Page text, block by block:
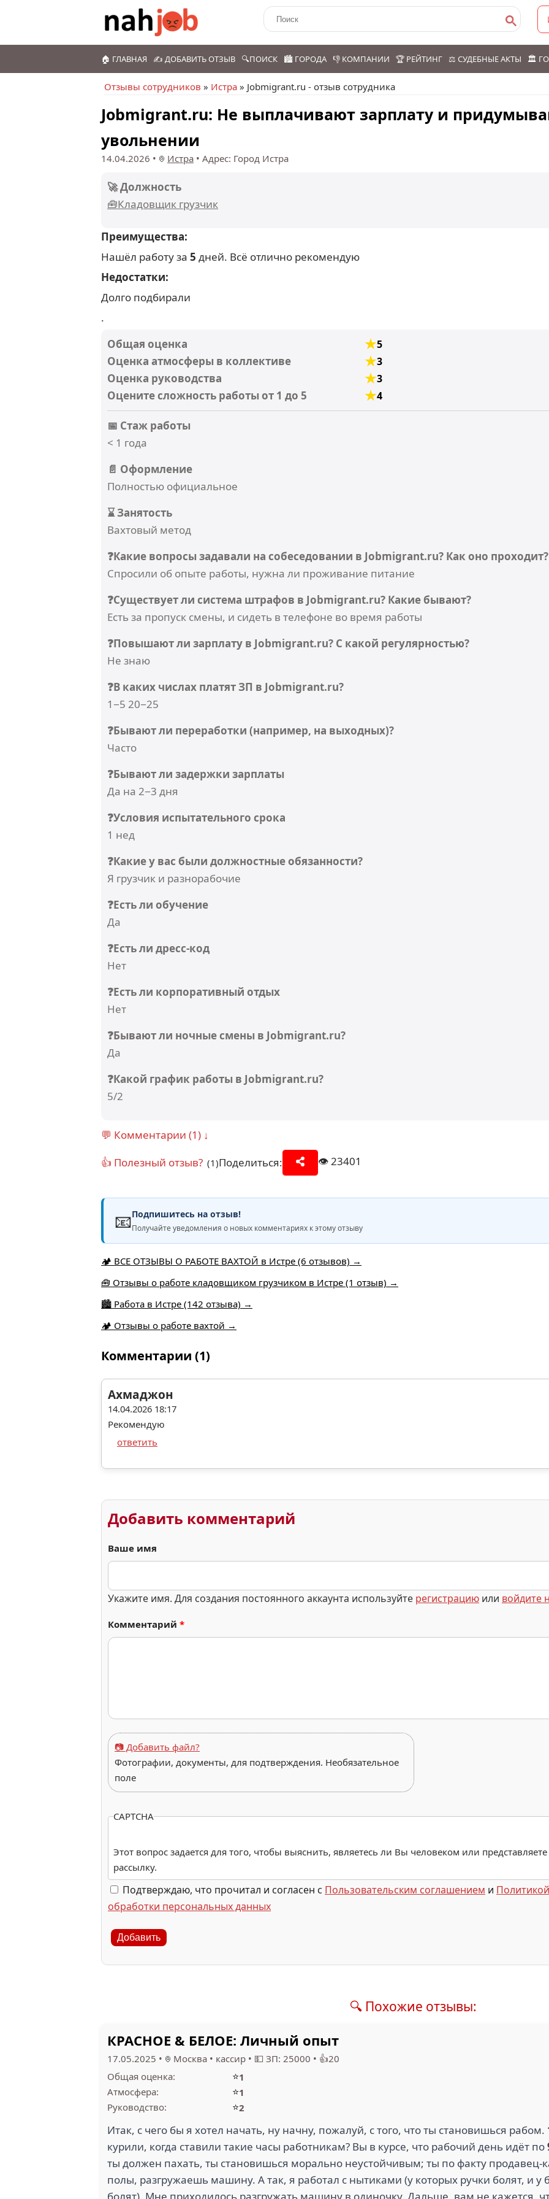
🏠 ГЛАВНАЯ ✍️ ДОБАВИТЬ ОТЗЫВ 🔍ПОИСК 🏙️ ГОРОДА 👎 КОМПАНИИ 🏆 РЕЙТИНГ ⚖️ СУДЕБНЫЕ АКТЫ 🏛️
Отзывы сотрудников » Истра » Jobmigrant.ru - отзыв сотрудника
Jobmigrant.ru: Не выплачивают зарплату и
увольнении
14.04.2026 • Истра • Адрес: Город Истра
🚀 Должность
🧰Кладовщик грузчик
Преимущества:
Нашёл работу за 5 дней. Всё отлично рекомендую
Недостатки:
Долго подбирали
.
Общая оценка
5
Оценка атмосферы в коллективе 3
Оценка руководства 3
Оцените сложность работы от 1 до 5 4
📅 Стаж работы
< 1 года
📄 Оформление
Полностью официальное
⌛ Занятость
Вахтовый метод
❓Какие вопросы задавали на собеседовании в Jobmigrant.ru? Как оно проходит?
Спросили об опыте работы, нужна ли проживание питание
❓Существует ли система штрафов в Jobmigrant.ru? Какие бывают?
Есть за пропуск смены, и сидеть в телефоне во время работы
❓Повышают ли зарплату в Jobmigrant.ru? С какой регулярностью?
Не знаю
❓В каких числах платят ЗП в Jobmigrant.ru?
1−5 20−25
❓Бывают ли переработки (например, на выходных)?
Часто
❓Бывают ли задержки зарплаты
Да на 2−3 дня
❓Условия испытательного срока
1 нед
❓Какие у вас были должностные обязанности?
Я грузчик и разнорабочие
❓Есть ли обучение
Да
❓Есть ли дресс-код
Нет
❓Есть ли корпоративный отдых
Нет
❓Бывают ли ночные смены в Jobmigrant.ru?
Да
❓Какой график работы в Jobmigrant.ru?
5/2
💬 Комментарии (1) ↓
👍 Полезный отзыв? (1)Поделиться: 👁️23401
📧Подпишитесь на отзыв!
Получайте уведомления о новых комментариях к этому отзыву
🏕️ ВСЕ ОТЗЫВЫ О РАБОТЕ ВАХТОЙ в Истре (6 отзывов) →
🧰 Отзывы о работе кладовщиком грузчиком в Истре (1 отзыв) →
🏙️ Работа в Истре (142 отзыва) →
🏕 Отзывы о работе вахтой →
Комментарии (1)
Ахмаджон
14.04.2026 18:17
Рекомендую
ответить
Добавить комментарий
Ваше имя
Укажите имя. Для создания постоянного аккаунта используйте регистрацию или войдите
Комментарий *
📷 Добавить файл?
Фотографии, документы, для подтверждения. Необязательное
поле
CAPTCHA
Этот вопрос задается для того, чтобы выяснить, являетесь ли Вы человеком или
рассылку.
Подтверждаю, что прочитал и согласен с Пользовательским соглашением и
обработки персональных данных
Добавить
🔍 Похожие отзывы:
КРАСНОЕ & БЕЛОЕ: Личный опыт
17.05.2025 • Москва • кассир • 💵 ЗП: 25000 • 👍20
Общая оценка:
⭐1
Атмосфера:
⭐1
Руководство:
⭐2
Итак, с чего бы я хотел начать, ну начну, пожалуй, с того, что ты становишься рабом.
курили, когда ставили такие часы работникам? Вы в курсе, что рабочий день идёт по
ты должен пахать, ты становишься морально неустойчивым; ты по факту продавец-
полы, разгружаешь машину. А так, я работал с нытиками (у которых ручки болят, и у